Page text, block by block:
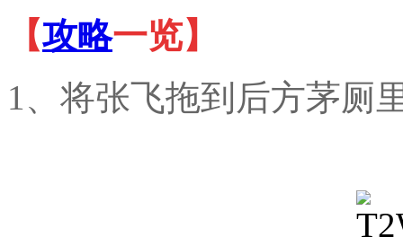
【攻略一览】
1、将张飞拖到后方茅厕